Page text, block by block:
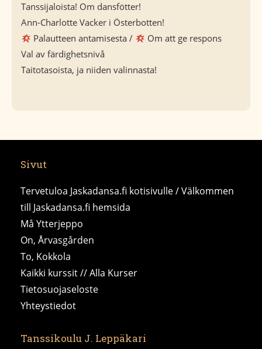
Tanssijaloista! Om dansfötter!
Ann-Charlotte Vacker i Österbotten!
Palautteen antamisesta /
Om att ge respons
Val av färdighetsnivå
Taitotasoista, ja niiden valinnasta!
Sivut
Tervetuloa Jaskadansa.fi kotisivulle / Välkommen
till Jaskadansa.fi hemsida
Må Ytterjeppo
On, Årvasgården
To, Kokkola
Kaikki kurssit // Alla Kurser
Tietosuojaseloste
Yhteystiedot
Tanssikoulu J. Leppäkari